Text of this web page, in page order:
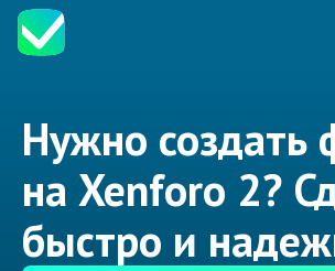
Нужно создать
на Xenforo 2?
быстро и